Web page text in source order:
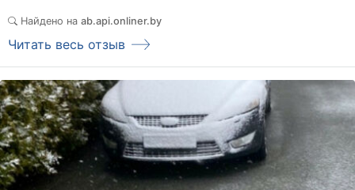
Найдено на ab.api.onliner.by
Читать весь отзыв